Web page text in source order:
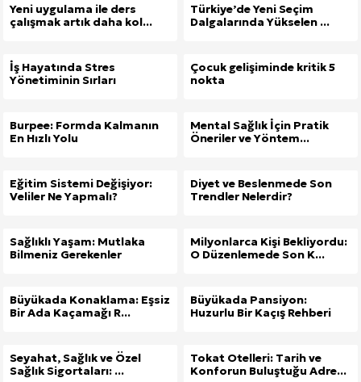
Yeni uygulama ile ders
çalışmak artık daha kol...
Türkiye’de Yeni Seçim
Dalgalarında Yükselen ...
İş Hayatında Stres
Yönetiminin Sırları
Çocuk gelişiminde kritik 5
nokta
Burpee: Formda Kalmanın
En Hızlı Yolu
Mental Sağlık İçin Pratik
Öneriler ve Yöntem...
Eğitim Sistemi Değişiyor:
Veliler Ne Yapmalı?
Diyet ve Beslenmede Son
Trendler Nelerdir?
Sağlıklı Yaşam: Mutlaka
Bilmeniz Gerekenler
Milyonlarca Kişi Bekliyordu:
O Düzenlemede Son K...
Büyükada Konaklama: Eşsiz
Bir Ada Kaçamağı R...
Büyükada Pansiyon:
Huzurlu Bir Kaçış Rehberi
Seyahat, Sağlık ve Özel
Sağlık Sigortaları: ...
Tokat Otelleri: Tarih ve
Konforun Buluştuğu Adre...